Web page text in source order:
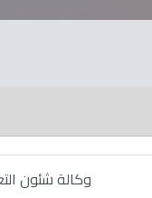
وكالة شئون